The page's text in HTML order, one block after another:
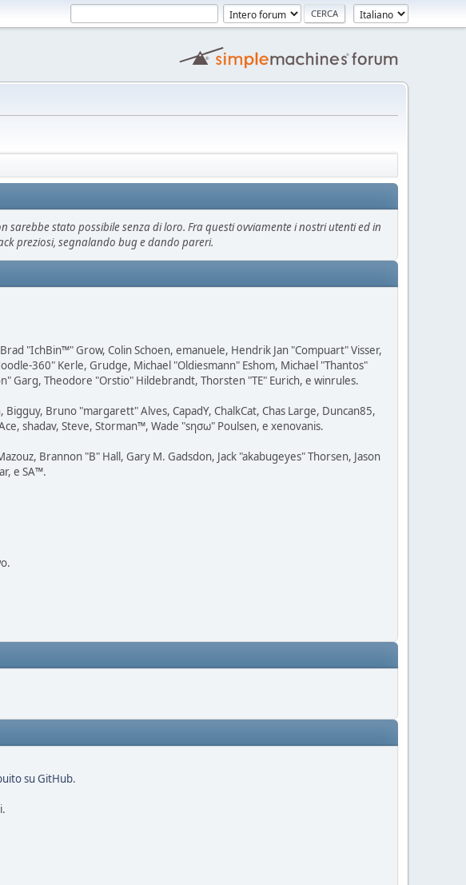
stato possibile senza di loro. Fra questi ovviamente i nostri utenti ed in
preziosi, segnalando bug e dando pareri.
"IchBin™" Grow, Colin Schoen, emanuele, Hendrik Jan "Compuart" Visser,
360" Kerle, Grudge, Michael "Oldiesmann" Eshom, Michael "Thantos"
Garg, Theodore "Orstio" Hildebrandt, Thorsten "TE" Eurich, e winrules.
Bruno "margarett" Alves, CapadY, ChalkCat, Chas Large, Duncan85,
shadav, Steve, Storman™, Wade "sησω" Poulsen, e xenovanis.
Brannon "B" Hall, Gary M. Gadsdon, Jack "akabugeyes" Thorsen, Jason
e SA™.
su GitHub.